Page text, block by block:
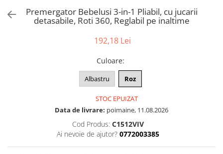
Premergator Bebelusi 3-in-1 Pliabil, cu jucarii
detasabile, Roti 360, Reglabil pe inaltime
192,18 Lei
Culoare:
Albastru Roz
STOC EPUIZAT
Data de livrare: poimaine, 11.08.2026
Cod Produs: C1512VIV
Ai nevoie de ajutor? 0772003385